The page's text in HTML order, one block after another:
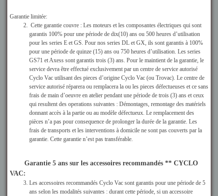
Garantie limitée:
Cette garantie couvre : Les moteurs et les composantes électriques qui sont
garantis 100% pour une période de dix(10) ans ou 500 heures d’utilisation
pour les series E et GS. Pour nos series DL et GX, ils sont garantis à 100%
pour une période de quinze (15) ans ou 750 heures d’utilisation. Les series
GS71 et Axess sont garantis trois (3) ans. Pour le maintient de la garantie, le
service devra être effectué exclusivement par un centre de service autorisé
Cyclo Vac utilisant des pieces d’origine Cyclo Vac (ou Trovac). Le centre de
service autorisé réparera ou remplacera la ou les pieces défectueuses et ce sans
frais de main d’oeuvre en atelier pendant une période de trois (3) ans et ceux
qui resultent des operations suivantes : Démontages, remontage des matériels
donnant accès à la partie ou au modèle défectueux. Le remplacement des
pièces n’a pas pour consequence de prolonger la durée de la garantie. Les
frais de transports et les interventions à domicile ne sont pas couverts par la
garantie. Cette garantie n’est pas transférable.
Garantie 5 ans sur les accessoires recommandés ** CYCLO
VAC:
Les accessoires recommandés Cyclo Vac sont garantis pour une période de 5
ans selon les modalités suivantes : durant cette période, si un accessoire